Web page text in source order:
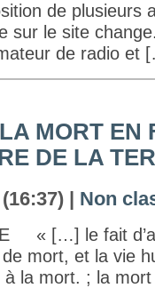
de
sur le site
de radio et
MORT EN
DE LA
| Non
[…] le fait
mort, et la vie
à la mort. ; la